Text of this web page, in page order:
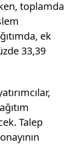
toplamda
ek
33,39
Talep